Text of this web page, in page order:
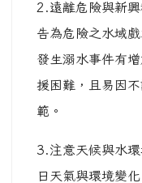
2.遠離危險與新
告為危險之水域
發生溺水事件有
援困難，且易因
範。
3.注意天候與水
日天氣與環境變